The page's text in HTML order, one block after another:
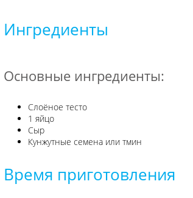
Ингредиенты
Основные ингредиенты:
Слоёное тесто
1 яйцо
Сыр
Кунжутные семена или тмин
Время приготовления